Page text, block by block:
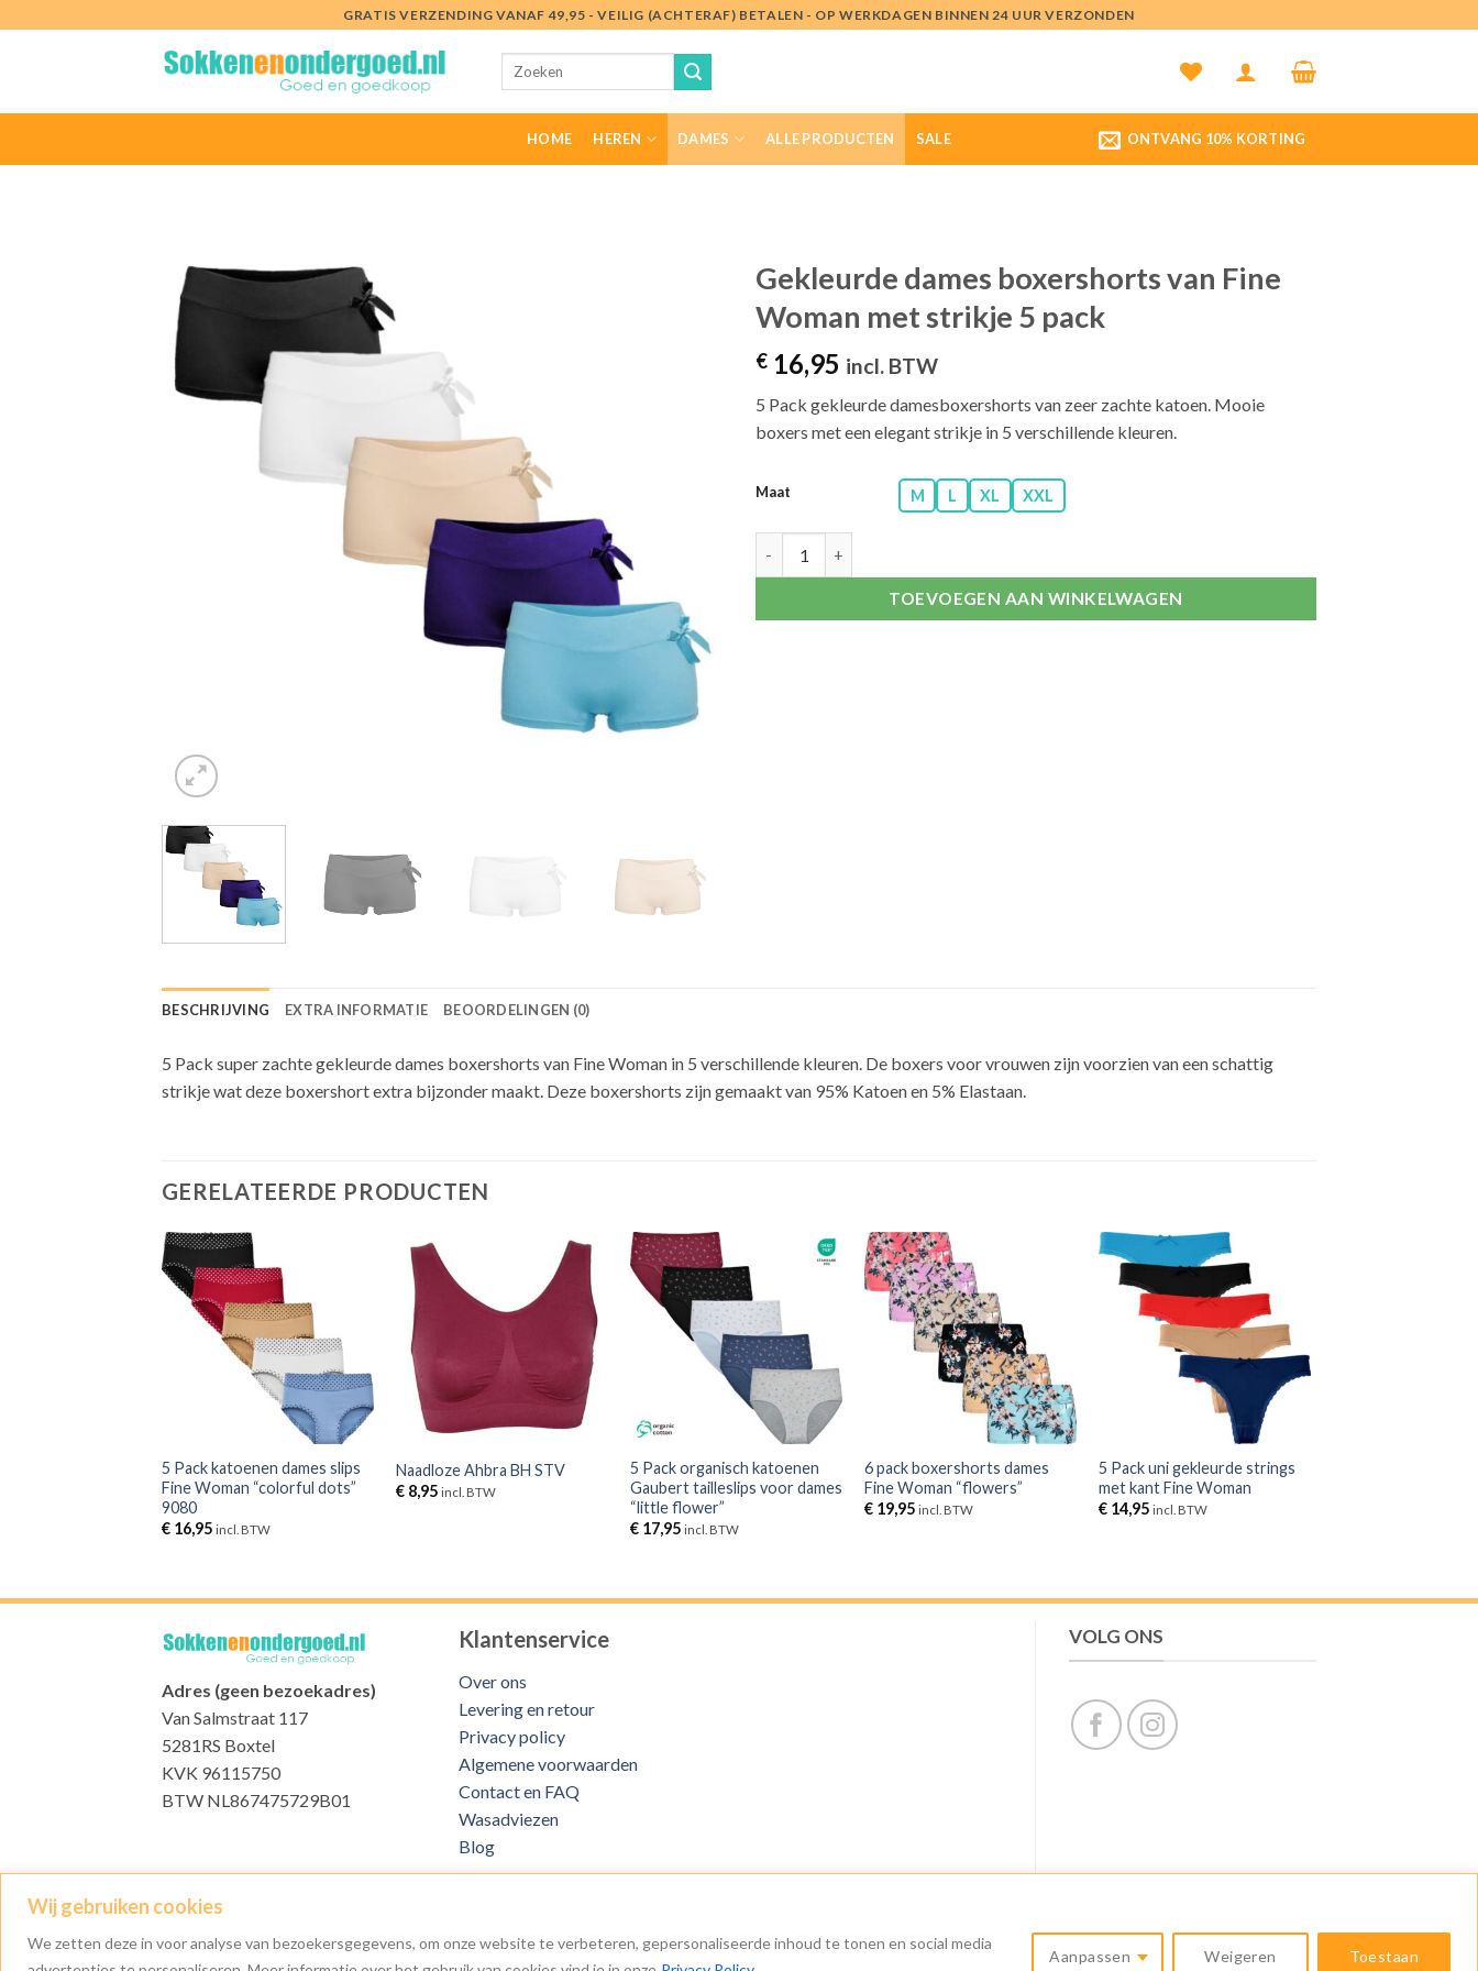
Wij gebruiken cookies
We zetten deze in voor analyse van bezoekersgegevens, om onze website te verbeteren, gepersonaliseerde inhoud te tonen en social media
Aanpassen Weigeren Toestaan
GRATIS VERZENDING VANAF 49,95 - VEILIG (ACHTERAF) BETALEN - OP WERKDAGEN BINNEN 24 UUR VERZONDEN
Zoeken
HOME HEREN DAMES ALLE PRODUCTEN SALE ONTVANG 10% KORTING
Gekleurde dames boxershorts van Fine
Woman met strikje 5 pack
€ 16,95 incl. BTW
5 Pack gekleurde damesboxershorts van zeer zachte katoen. Mooie
boxers met een elegant strikje in 5 verschillende kleuren.
Maat M L XL XXL
TOEVOEGEN AAN WINKELWAGEN
BESCHRIJVING EXTRA INFORMATIE BEOORDELINGEN (0)
5 Pack super zachte gekleurde dames boxershorts van Fine Woman in 5 verschillende kleuren. De boxers voor vrouwen zijn voorzien van een schattig
strikje wat deze boxershort extra bijzonder maakt. Deze boxershorts zijn gemaakt van 95% Katoen en 5% Elastaan.
GERELATEERDE PRODUCTEN
verlanglijst
5 Pack katoenen dames slips
Fine Woman “colorful dots”
9080
€16,95 incl. BTW
Toevoegen
Naadloze Ahbra BH STV
€8,95 incl. BTW
verlanglijst
5 Pack organisch katoenen
Gaubert tailleslips voor dames
“little flower”
€17,95 incl. BTW
Toevoegen
verlanglijst
6 pack boxershorts dames
Fine Woman “flowers”
€19,95 incl. BTW
Toevoegen
aan
verlanglijst
5 Pack uni gekleurde strings
met kant Fine Woman
€14,95 incl. BTW
Adres (geen bezoekadres)
Van Salmstraat 117
5281RS Boxtel
KVK 96115750
BTW NL867475729B01
Klantenservice
Over ons
Levering en retour
Privacy policy
Algemene voorwaarden
Contact en FAQ
Wasadviezen
Blog
VOLG ONS
IDeal Visa MasterCardApple
BancontactBank
Google
Klarna
CONTACT EN FAQ ALGEMENE VOORWAARDEN MIJN ACCOUNT